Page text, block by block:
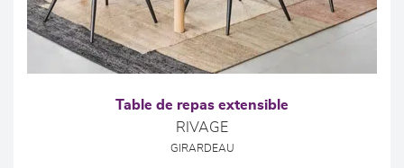
Table de repas extensible
RIVAGE
GIRARDEAU